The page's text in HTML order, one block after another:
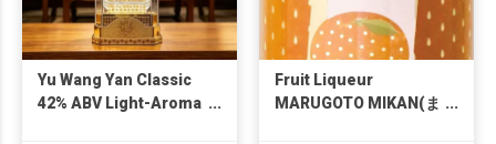
Yu Wang Yan Classic
42% ABV Light-Aroma
Fruit Liqueur
MARUGOTO MIKAN(ま